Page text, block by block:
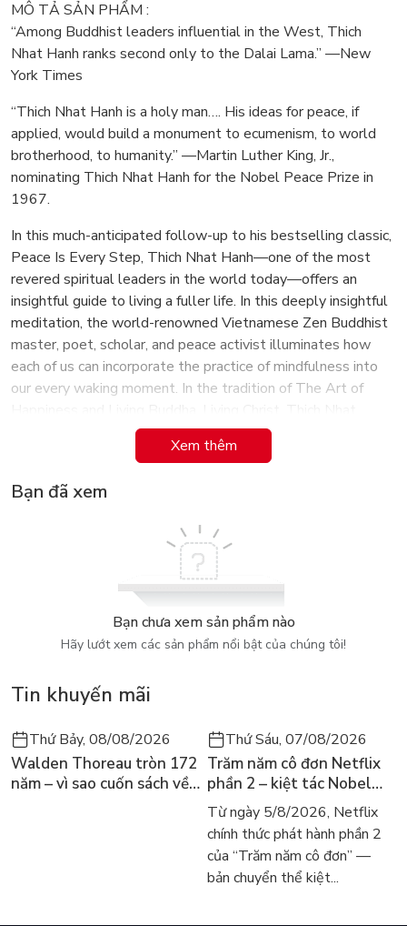
MÔ TẢ SẢN PHẨM :
“Among Buddhist leaders influential in the West, Thich
Nhat Hanh ranks second only to the Dalai Lama.” —New
York Times
“Thich Nhat Hanh is a holy man…. His ideas for peace, if
applied, would build a monument to ecumenism, to world
brotherhood, to humanity.” —Martin Luther King, Jr.,
nominating Thich Nhat Hanh for the Nobel Peace Prize in
1967.
In this much-anticipated follow-up to his bestselling classic,
Peace Is Every Step, Thich Nhat Hanh—one of the most
revered spiritual leaders in the world today—offers an
insightful guide to living a fuller life. In this deeply insightful
meditation, the world-renowned Vietnamese Zen Buddhist
master, poet, scholar, and peace activist illuminates how
each of us can incorporate the practice of mindfulness into
our every waking moment. In the tradition of The Art of
Hanh’s Peace Is Every Breath opens a pathway to greater
spiritual fulfillment through its patient examination of how
Xem thêm
Bạn đã xem
Bạn chưa xem sản phẩm nào
Hãy lướt xem các sản phẩm nổi bật của chúng tôi!
Tin khuyến mãi
Thứ Bảy, 08/08/2026
Walden Thoreau tròn 172
năm – vì sao cuốn sách về
Thứ Sáu, 07/08/2026
Trăm năm cô đơn Netflix
phần 2 – kiệt tác Nobel
trở lại màn ảnh, dòng
người tìm đọc lại García
Márquez
Từ ngày 5/8/2026, Netflix
chính thức phát hành phần 2
của “Trăm năm cô đơn” —
bản chuyển thể kiệt...